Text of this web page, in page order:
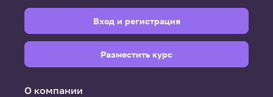
О компании
Вход и регистрация
Разместить курс